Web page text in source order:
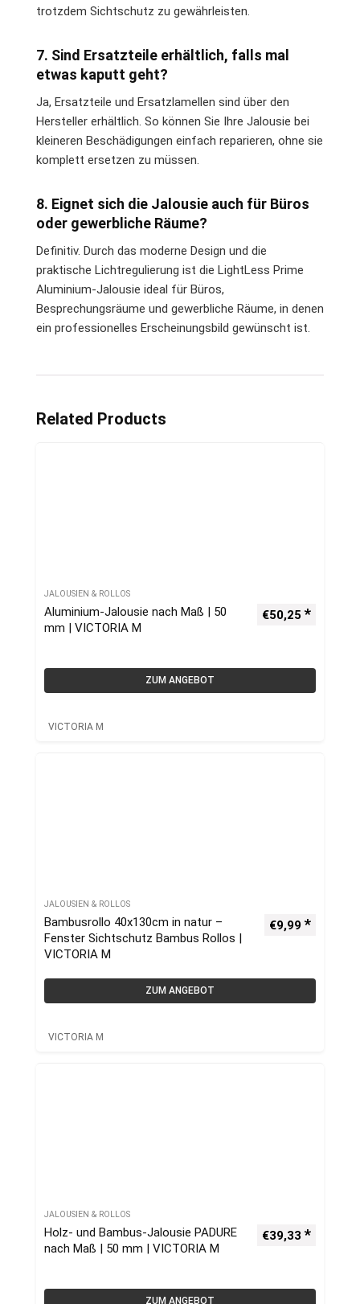
trotzdem Sichtschutz zu gewährleisten.
7. Sind Ersatzteile erhältlich, falls mal
etwas kaputt geht?
Ja, Ersatzteile und Ersatzlamellen sind über den
Hersteller erhältlich. So können Sie Ihre Jalousie bei
kleineren Beschädigungen einfach reparieren, ohne sie
komplett ersetzen zu müssen.
8. Eignet sich die Jalousie auch für Büros
oder gewerbliche Räume?
Definitiv. Durch das moderne Design und die
praktische Lichtregulierung ist die LightLess Prime
Aluminium-Jalousie ideal für Büros,
Besprechungsräume und gewerbliche Räume, in denen
ein professionelles Erscheinungsbild gewünscht ist.
Related Products
JALOUSIEN & ROLLOS
Aluminium-Jalousie nach Maß | 50
mm | VICTORIA M
€50,25
ZUM ANGEBOT
VICTORIA M
JALOUSIEN & ROLLOS
Bambusrollo 40x130cm in natur –
Fenster Sichtschutz Bambus Rollos |
VICTORIA M
€9,99
ZUM ANGEBOT
VICTORIA M
JALOUSIEN & ROLLOS
Holz- und Bambus-Jalousie PADURE
nach Maß | 50 mm | VICTORIA M
€39,33
ZUM ANGEBOT